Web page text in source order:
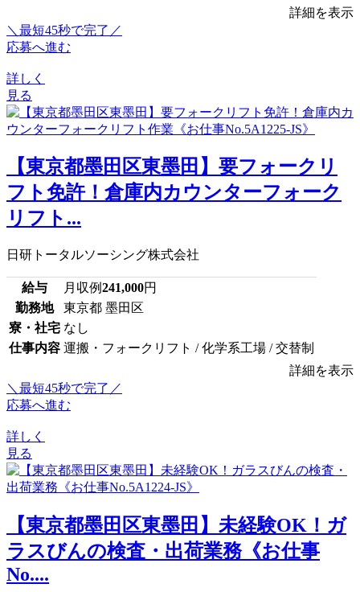
詳細を表示
＼最短45秒で完了／
応募へ進む
詳しく
見る
【東京都墨田区東墨田】要フォークリ
フト免許！倉庫内カウンターフォーク
リフト...
日研トータルソーシング株式会社
給与 月収例241,000円
勤務地
東京都 墨田区
寮・社宅 なし
仕事内容 運搬・フォークリフト / 化学系工場 / 交替制
詳細を表示
＼最短45秒で完了／
応募へ進む
詳しく
見る
【東京都墨田区東墨田】未経験OK！ガ
ラスびんの検査・出荷業務《お仕事
No....